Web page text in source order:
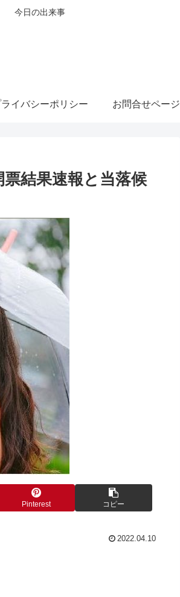
今日の出来事
ライバシーポリシー お問合せページ
結果速報と当落候
Pinterest コピー
2022.04.10